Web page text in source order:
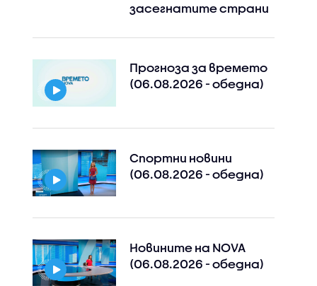
засегнатите страни
Прогноза за времето
(06.08.2026 - обедна)
Спортни новини
(06.08.2026 - обедна)
Новините на NOVA
(06.08.2026 - обедна)